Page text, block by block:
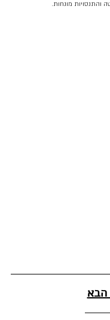
והתנסויות מונחות.
הבא